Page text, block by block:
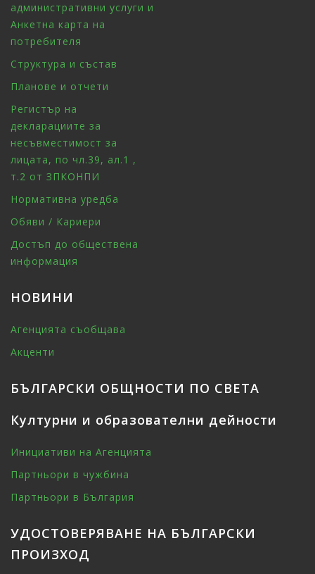
административни услуги и
Анкетна карта на
потребителя
Структура и състав
Планове и отчети
Регистър на
декларациите за
несъвместимост за
лицата, по чл.39, ал.1 ,
т.2 от ЗПКОНПИ
Нормативна уредба
Обяви / Кариери
Достъп до обществена
информация
НОВИНИ
Агенцията съобщава
Акценти
БЪЛГАРСКИ ОБЩНОСТИ ПО СВЕТА
Културни и образователни дейности
Инициативи на Агенцията
Партньори в чужбина
Партньори в България
УДОСТОВЕРЯВАНЕ НА БЪЛГАРСКИ
ПРОИЗХОД